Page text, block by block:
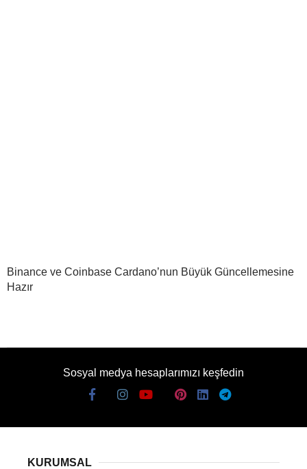
Binance ve Coinbase Cardano’nun Büyük Güncellemesine
Hazır
Sosyal medya hesaplarımızı keşfedin
KURUMSAL